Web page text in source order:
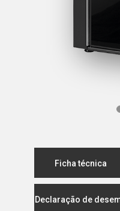
Ficha técnica
Declaração de